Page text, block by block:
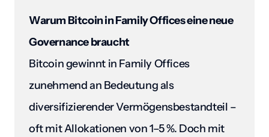
Warum Bitcoin in Family Offices eine neue
Governance braucht
Bitcoin gewinnt in Family Offices
zunehmend an Bedeutung als
diversifizierender Vermögensbestandteil –
oft mit Allokationen von 1–5 %. Doch mit